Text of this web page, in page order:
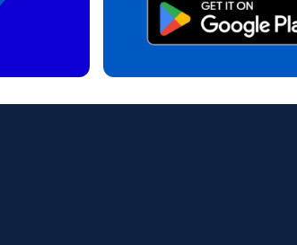
Then, contact your mobile carrier to request
provide you with a QR code or activation
in your device settings. Once activated, you
without needing a physical SIM card!
メールアドレス